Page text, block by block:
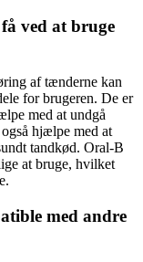
ved at bruge
af tænderne kan
for brugeren. De er
med at undgå
hjælpe med at
tandkød. Oral-B
at bruge, hvilket
med andre